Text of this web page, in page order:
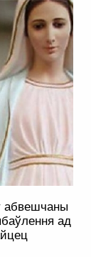
абвешчаны
ад